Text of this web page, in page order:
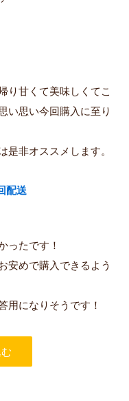
り甘くて美味しくてこ
い思い今回購入に至り
非オススメします。
配送
ったです！
安めで購入できるよう
用になりそうです！